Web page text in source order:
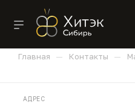
Главная — Контакты —
АДРЕС